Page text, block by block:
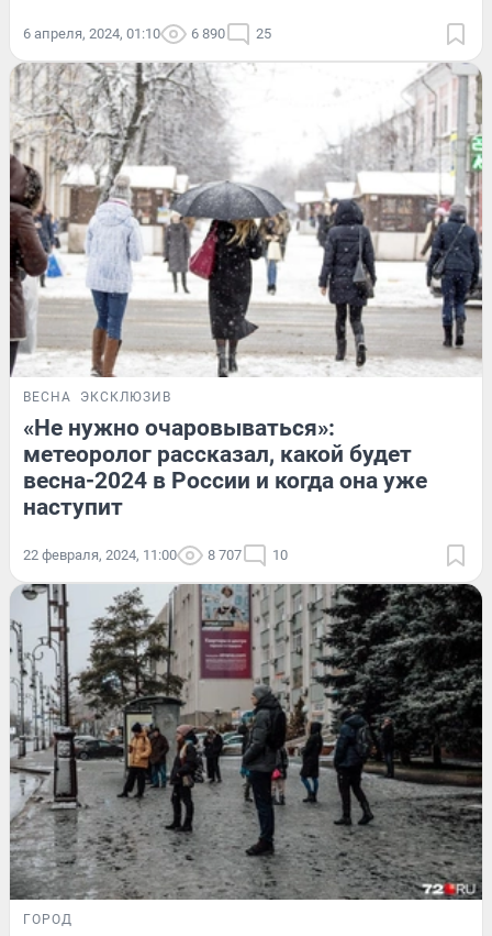
6 апреля, 2024, 01:10 6 890 25
ВЕСНА ЭКСКЛЮЗИВ
«Не нужно очаровываться»:
метеоролог рассказал, какой будет
весна-2024 в России и когда она уже
наступит
22 февраля, 2024, 11:00 8 707 10
ГОРОД